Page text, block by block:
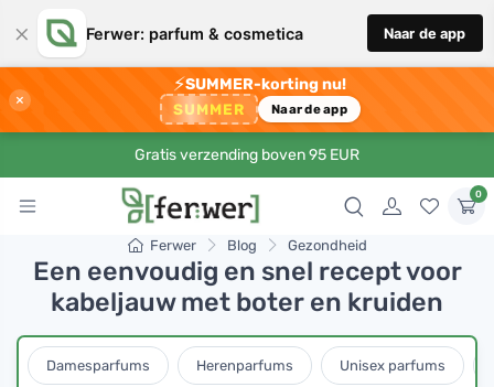
× Ferwer: parfum & cosmetica Naar de app
×
⚡SUMMER-korting nu!
SUMMER Naar de app
Gratis verzending boven 95 EUR
0
Ferwer Blog Gezondheid
Een eenvoudig en snel recept voor
kabeljauw met boter en kruiden
Damesparfums Herenparfums Unisex parfums